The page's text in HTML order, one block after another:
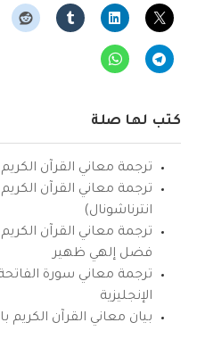
كتب لها صلة
ترجمة معاني القرآن الكريم
ترجمة معاني القرآن
انترناشونال)
ترجمة معاني القرآن
فضل إلهي ظهير
ترجمة معاني سورة
الإنجليزية
بيان معاني القرآن الكريم